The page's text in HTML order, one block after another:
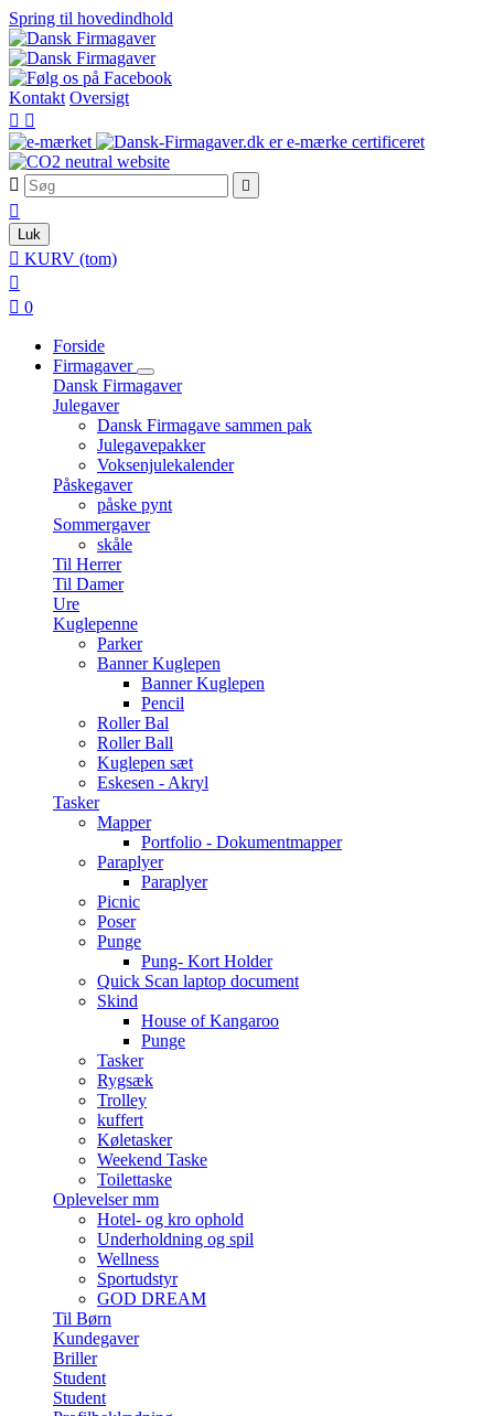
Spring til hovedindhold
Kontakt Oversigt
 
 

Luk
 KURV (tom)

 0
Forside
Firmagaver
Dansk Firmagaver
Julegaver
Dansk Firmagave sammen pak
Julegavepakker
Voksenjulekalender
Påskegaver
påske pynt
Sommergaver
skåle
Til Herrer
Til Damer
Ure
Kuglepenne
Parker
Banner Kuglepen
Banner Kuglepen
Pencil
Roller Bal
Roller Ball
Kuglepen sæt
Eskesen - Akryl
Tasker
Mapper
Portfolio - Dokumentmapper
Paraplyer
Paraplyer
Picnic
Poser
Punge
Pung- Kort Holder
Quick Scan laptop document
Skind
House of Kangaroo
Punge
Tasker
Rygsæk
Trolley
kuffert
Køletasker
Weekend Taske
Toilettaske
Oplevelser mm
Hotel- og kro ophold
Underholdning og spil
Wellness
Sportudstyr
GOD DREAM
Til Børn
Kundegaver
Briller
Student
Student